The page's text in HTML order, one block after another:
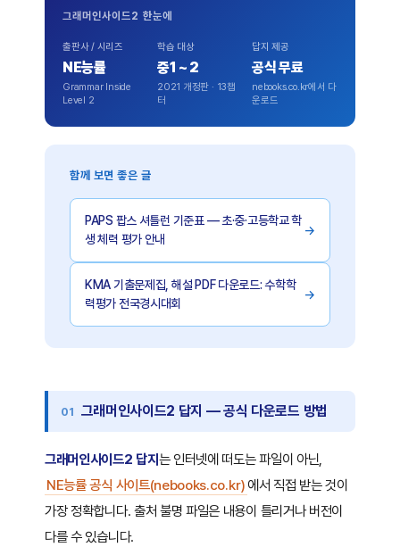
그래머인사이드2 한눈에
출판사 / 시리즈
NE능률
Grammar Inside
Level 2
학습 대상
중1 ~ 2
2021 개정판 · 13챕
터
답지 제공
공식 무료
nebooks.co.kr에서 다
운로드
함께 보면 좋은 글
PAPS 팝스 셔틀런 기준표 — 초·중·고등학교 학
생 체력 평가 안내
→
KMA 기출문제집, 해설 PDF 다운로드: 수학학
력평가 전국경시대회
→
그래머인사이드2 답지 — 공식 다운로드 방법
그래머인사이드2 답지 는 인터넷에 떠도는 파일이 아닌,
NE능률 공식 사이트(nebooks.co.kr) 에서 직접 받는 것이
가장 정확합니다. 출처 불명 파일은 내용이 틀리거나 버전이
다를 수 있습니다.